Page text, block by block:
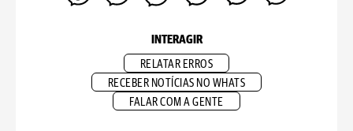
INTERAGIR
RELATAR ERROS
RECEBER NOTÍCIAS NO WHATS
FALAR COM A GENTE